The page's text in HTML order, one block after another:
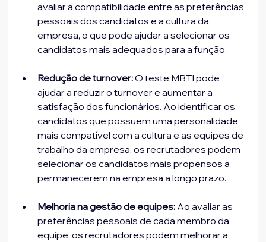
avaliar a compatibilidade entre as preferências
pessoais dos candidatos e a cultura da
empresa, o que pode ajudar a selecionar os
Redução de turnover: O teste MBTI pode
ajudar a reduzir o turnover e aumentar a
satisfação dos funcionários. Ao identificar os
candidatos que possuem uma personalidade
mais compatível com a cultura e as equipes de
trabalho da empresa, os recrutadores podem
selecionar os candidatos mais propensos a
Melhoria na gestão de equipes: Ao avaliar as
preferências pessoais de cada membro da
equipe, os recrutadores podem melhorar a